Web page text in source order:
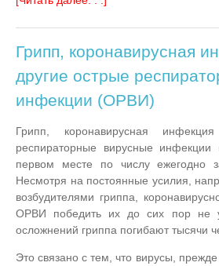
Грипп, коронавирусная
другие острые
инфекции (ОРВИ)
Грипп, коронавирусная
респираторные вирусные
первом месте по числу ежегодно
Несмотря на постоянные усилия,
возбудителями гриппа,
ОРВИ победить их до сих пор не
осложнений гриппа погибают тысячи
Это связано с тем, что вирусы,